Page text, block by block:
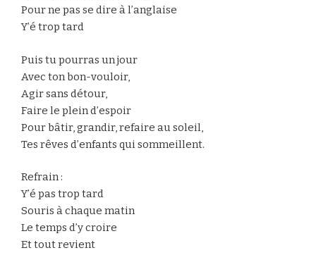
Pour ne pas se dire à l’anglaise
Y’é trop tard
Puis tu pourras un jour
Avec ton bon-vouloir,
Agir sans détour,
Faire le plein d’espoir
Pour bâtir, grandir, refaire au soleil,
Tes rêves d’enfants qui sommeillent.
Refrain :
Y’é pas trop tard
Souris à chaque matin
Le temps d’y croire
Et tout revient